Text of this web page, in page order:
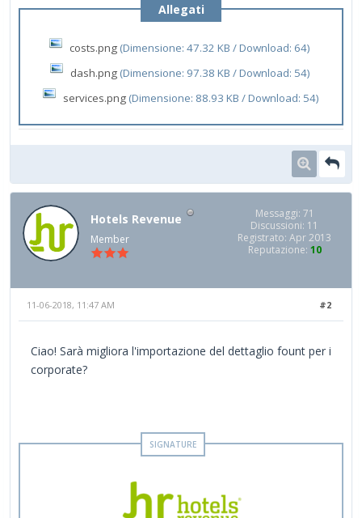
Allegati
costs.png (Dimensione: 47.32 KB / Download: 64)
dash.png(Dimensione: 97.38 KB / Download: 54)
services.png (Dimensione: 88.93 KB / Download: 54)
Hotels Revenue
Member
Messaggi: 71
Discussioni: 11
Registrato: Apr 2013
Reputazione: 10
#2
11-06-2018, 11:47 AM
Ciao! Sarà migliora l'importazione del dettaglio fount per i
corporate?